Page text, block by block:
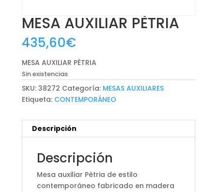
MESA AUXILIAR PÈTRIA
435,60€
MESA AUXILIAR PÈTRIA
Sin existencias
SKU: 38272 Categoría: MESAS AUXILIARES
Etiqueta: CONTEMPORÁNEO
Descripción
Descripción
Mesa auxiliar Pètria de estilo
contemporáneo fabricado en madera